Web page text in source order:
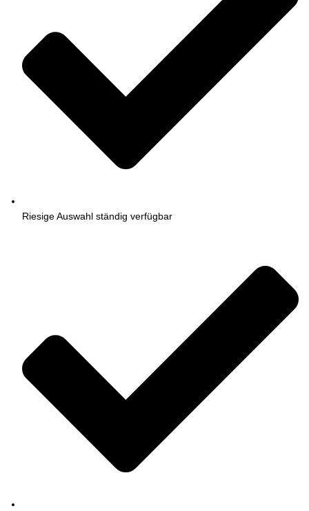
Riesige Auswahl ständig verfügbar